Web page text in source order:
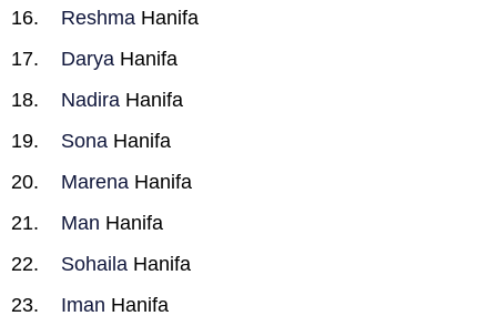
Reshma Hanifa
Darya Hanifa
Nadira Hanifa
Sona Hanifa
Marena Hanifa
Man Hanifa
Sohaila Hanifa
Iman Hanifa